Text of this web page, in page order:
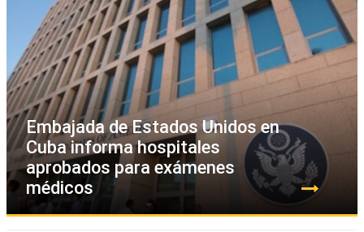
Embajada de Estados Unidos en
Cuba informa hospitales
aprobados para exámenes
médicos